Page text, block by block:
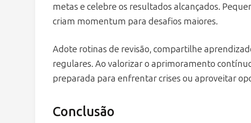
metas e celebre os resultados alcançados.
criam momentum para desafios maiores.
Adote rotinas de revisão, compartilhe
regulares. Ao valorizar o aprimoramento
preparada para enfrentar crises ou aproveitar
Conclusão